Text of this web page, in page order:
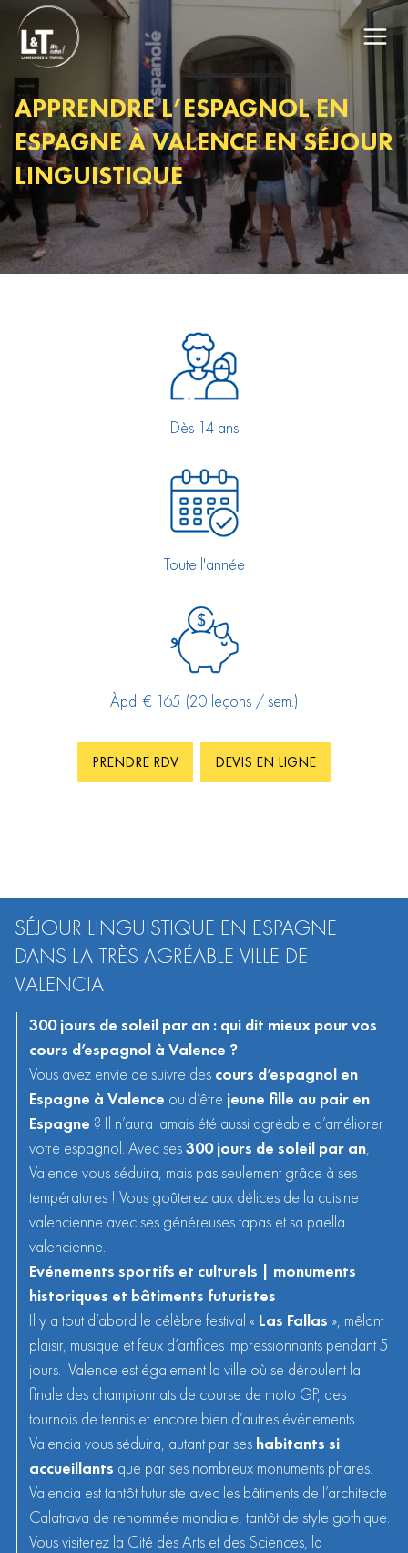
APPRENDRE L’ESPAGNOL EN
ESPAGNE À VALENCE EN SÉJOUR
LINGUISTIQUE
Dès 14 ans
Toute l'année
Àpd. € 165 (20 leçons / sem.)
PRENDRE RDV DEVIS EN LIGNE
SÉJOUR LINGUISTIQUE EN ESPAGNE
DANS LA TRÈS AGRÉABLE VILLE DE
VALENCIA
300 jours de soleil par an : qui dit mieux pour vos
cours d’espagnol à Valence ?
Vous avez envie de suivre des cours d’espagnol en
Espagne à Valence ou d’être jeune fille au pair en
Espagne ? Il n’aura jamais été aussi agréable d’améliorer
votre espagnol. Avec ses300 jours de soleil par an,
Valence vous séduira, mais pas seulement grâce à ses
températures ! Vous goûterez aux délices de la cuisine
valencienne avec ses généreuses tapas et sa paella
valencienne.
Evénements sportifs et culturels | monuments
historiques et bâtiments futuristes
Il y a tout d’abord le célèbre festival « Las Fallas », mêlant
plaisir, musique et feux d’artifices impressionnants pendant 5
jours. Valence est également la ville où se déroulent la
finale des championnats de course de moto GP, des
tournois de tennis et encore bien d’autres événements.
Valencia vous séduira, autant par ses habitants si
accueillants que par ses nombreux monuments phares.
Valencia est tantôt futuriste avec les bâtiments de l’architecte
Calatrava de renommée mondiale, tantôt de style gothique.
Vous visiterez la Cité des Arts et des Sciences, la